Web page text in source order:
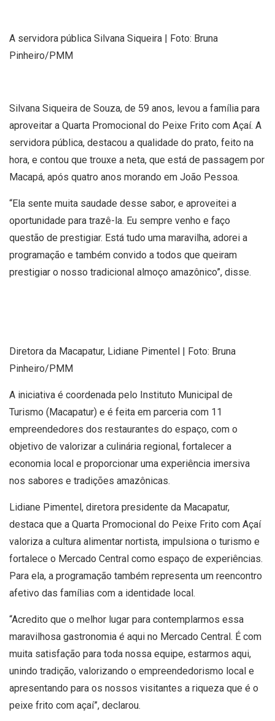
A servidora pública Silvana Siqueira | Foto: Bruna
Pinheiro/PMM
Silvana Siqueira de Souza, de 59 anos, levou a família para
aproveitar a Quarta Promocional do Peixe Frito com Açaí. A
servidora pública, destacou a qualidade do prato, feito na
hora, e contou que trouxe a neta, que está de passagem por
Macapá, após quatro anos morando em João Pessoa.
“Ela sente muita saudade desse sabor, e aproveitei a
oportunidade para trazê-la. Eu sempre venho e faço
questão de prestigiar. Está tudo uma maravilha, adorei a
programação e também convido a todos que queiram
prestigiar o nosso tradicional almoço amazônico”, disse.
Diretora da Macapatur, Lidiane Pimentel | Foto: Bruna
Pinheiro/PMM
A iniciativa é coordenada pelo Instituto Municipal de
Turismo (Macapatur) e é feita em parceria com 11
empreendedores dos restaurantes do espaço, com o
objetivo de valorizar a culinária regional, fortalecer a
economia local e proporcionar uma experiência imersiva
nos sabores e tradições amazônicas.
Lidiane Pimentel, diretora presidente da Macapatur,
destaca que a Quarta Promocional do Peixe Frito com Açaí
valoriza a cultura alimentar nortista, impulsiona o turismo e
fortalece o Mercado Central como espaço de experiências.
Para ela, a programação também representa um reencontro
afetivo das famílias com a identidade local.
“Acredito que o melhor lugar para contemplarmos essa
maravilhosa gastronomia é aqui no Mercado Central. É com
muita satisfação para toda nossa equipe, estarmos aqui,
unindo tradição, valorizando o empreendedorismo local e
apresentando para os nossos visitantes a riqueza que é o
peixe frito com açaí”, declarou.